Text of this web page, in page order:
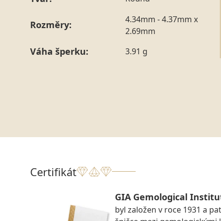
Rozměry:
4.34mm - 4.37mm x
2.69mm
Váha šperku: 3.91 g
Certifikát
GIA Gemological
byl založen v roce 1931 a